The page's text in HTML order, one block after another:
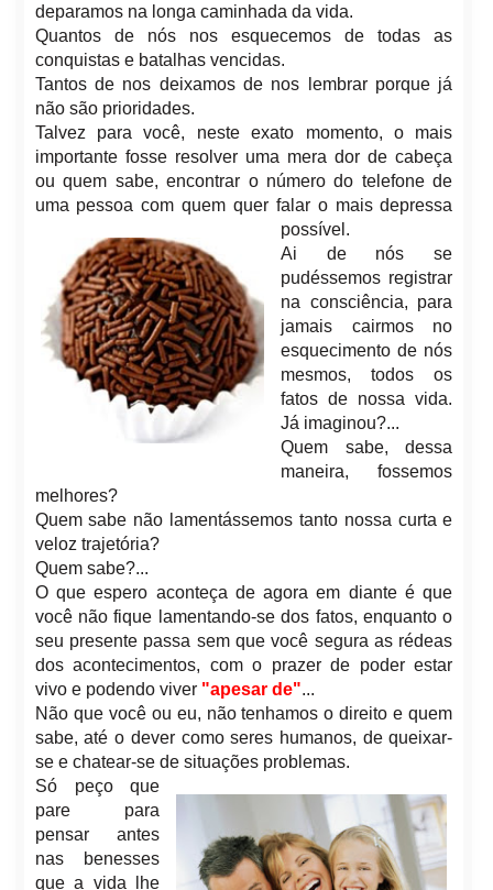
deparamos na longa caminhada da vida.
Quantos de nós nos esquecemos de todas as
conquistas e batalhas vencidas.
Tantos de nos deixamos de nos lembrar porque já
não são prioridades.
Talvez para você, neste exato momento, o mais
importante fosse resolver uma mera dor de cabeça
ou quem sabe, encontrar o número do telefone de
uma pessoa com quem quer falar o mais depressa
possível.
Ai de nós se
pudéssemos registrar
na consciência, para
jamais cairmos no
esquecimento de nós
mesmos, todos os
fatos de nossa vida.
Já imaginou?...
Quem sabe, dessa
maneira, fossemos
melhores?
Quem sabe não lamentássemos tanto nossa curta e
veloz trajetória?
Quem sabe?...
O que espero aconteça de agora em diante é que
você não fique lamentando-se dos fatos, enquanto o
seu presente passa sem que você segura as rédeas
dos acontecimentos, com o prazer de poder estar
vivo e podendo viver "apesar de"...
Não que você ou eu, não tenhamos o direito e quem
sabe, até o dever como seres humanos, de queixar-
se e chatear-se de situações problemas.
Só peço que
pare para
pensar antes
nas benesses
que a vida lhe